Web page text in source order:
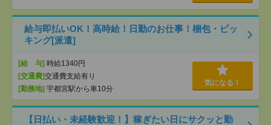
給与即払いOK！高時給！日勤のお仕事！梱包・ピッ
キング[派遣]
[給 与] 時給1340円
[交通費]交通費支給有り
[勤務地] 宇都宮駅から車10分
気になる！
【日払い・未経験歓迎！】稼ぎたい日にサクッと勤